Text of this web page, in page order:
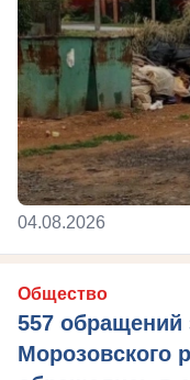
04.08.2026
Общество
557
Морозовского